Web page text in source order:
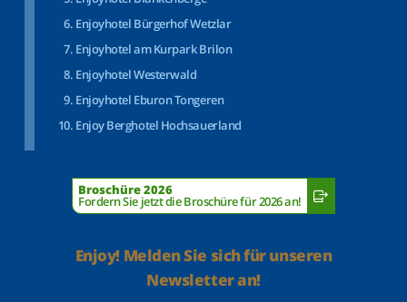
Enjoyhotel Bürgerhof Wetzlar
Enjoyhotel am Kurpark Brilon
Enjoyhotel Westerwald
Enjoyhotel Eburon Tongeren
Enjoy Berghotel Hochsauerland
Broschüre 2026
Fordern Sie jetzt die Broschüre für 2026 an!
Enjoy! Melden Sie sich für unseren
Newsletter an!